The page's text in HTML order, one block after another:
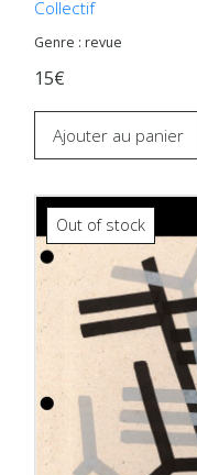
Collectif
Genre : revue
15€
Ajouter au panier
Out of stock